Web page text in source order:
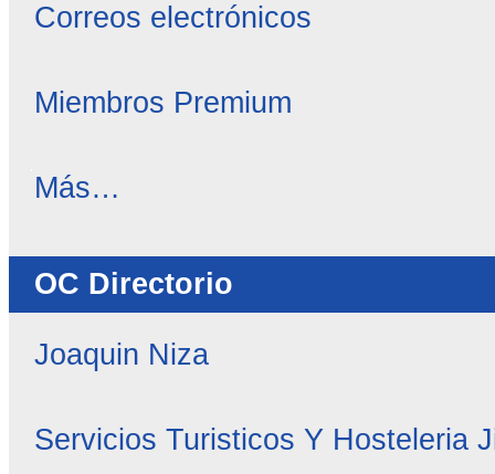
Correos electrónicos
Miembros Premium
OC
Más…
OC Directorio
Joaquin Niza
Servicios Turisticos Y Hosteleria